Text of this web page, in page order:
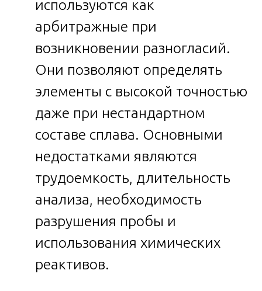
используются как
арбитражные при
возникновении разногласий.
Они позволяют определять
элементы с высокой точностью
даже при нестандартном
составе сплава. Основными
недостатками являются
трудоемкость, длительность
анализа, необходимость
разрушения пробы и
использования химических
реактивов.